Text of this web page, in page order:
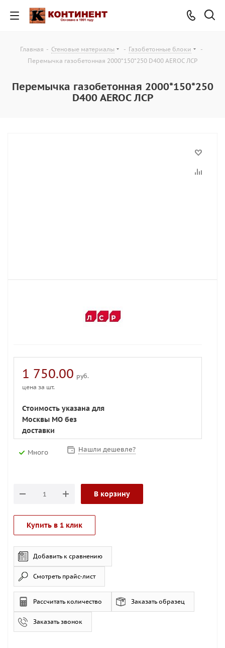
Главная - Стеновые материалы - Газобетонные блоки
-
Перемычка газобетонная 2000*150*250 D400 AEROC ЛСР
Перемычка газобетонная 2000*150*250
D400 AEROC ЛСР
1 750.00 руб.
цена за шт.
Стоимость указана для
Москвы МО без
доставки
Много Нашли дешевле?
В корзину
Купить в 1 клик
Смотреть прайс-лист
Добавить к сравнению
Рассчитать количество Заказать образец
Заказать звонок